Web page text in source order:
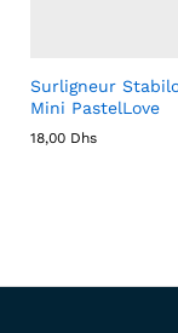
Surligneur
Mini PastelLove
18,00 Dhs